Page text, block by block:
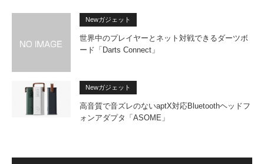
Newガジェット
世界中のプレイヤーとネット対戦できるダーツボ
ード「Darts Connect」
Newガジェット
高音質で音ズレのないaptX対応Bluetoothヘッドフ
ォンアダプタ「ASOME」